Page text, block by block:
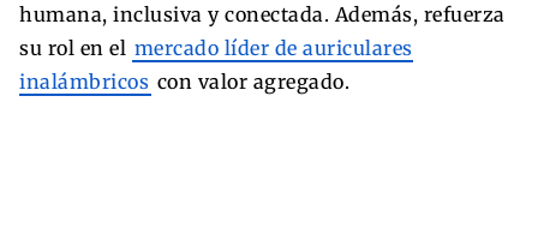
humana, inclusiva y conectada. Además, refuerza
su rol en el mercado líder de auriculares
inalámbricos con valor agregado.